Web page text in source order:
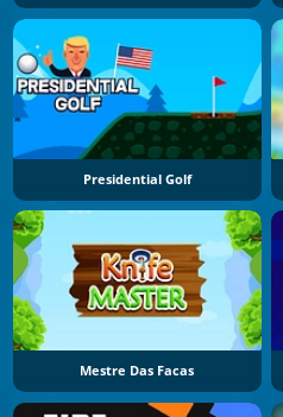
Presidential Golf
Mestre Das Facas